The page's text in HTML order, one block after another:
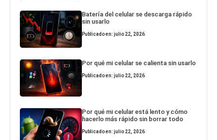
Batería del celular se descarga rápido
sin usarlo
Publicado en: julio 22, 2026
Por qué mi celular se calienta sin usarlo
Publicado en: julio 22, 2026
Por qué mi celular está lento y cómo
hacerlo más rápido sin borrar todo
Publicado en: julio 22, 2026